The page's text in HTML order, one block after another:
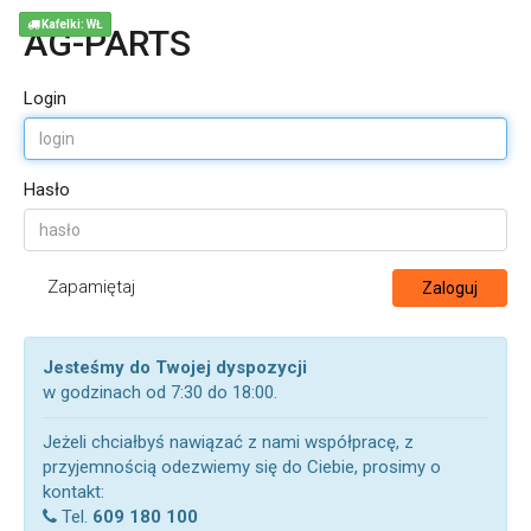
AG-PARTS
Login
Hasło
Zapamiętaj Zaloguj
Jesteśmy do Twojej dyspozycji
w godzinach od 7:30 do 18:00.
Jeżeli chciałbyś nawiązać z nami współpracę, z
przyjemnością odezwiemy się do Ciebie, prosimy o
kontakt:
Tel. 609 180 100
Kafelki: WŁ